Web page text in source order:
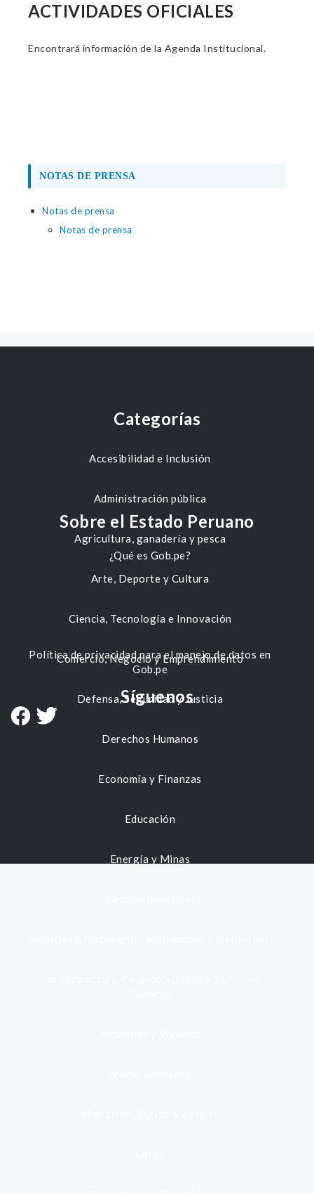
ACTIVIDADES OFICIALES
Encontrará información de la Agenda Institucional.
NOTAS DE PRENSA
Notas de prensa
Notas de prensa
Categorías
Accesibilidad e Inclusión
Administración pública
Agricultura, ganadería y pesca
Arte, Deporte y Cultura
Ciencia, Tecnología e Innovación
Comercio, Negocio y Emprendimiento
Defensa, Seguridad y Justicia
Derechos Humanos
Economía y Finanzas
Educación
Energía y Minas
Sobre el Estado Peruano
¿Qué es Gob.pe?
Política de privacidad para el manejo de datos en
Gob.pe
Síguenos